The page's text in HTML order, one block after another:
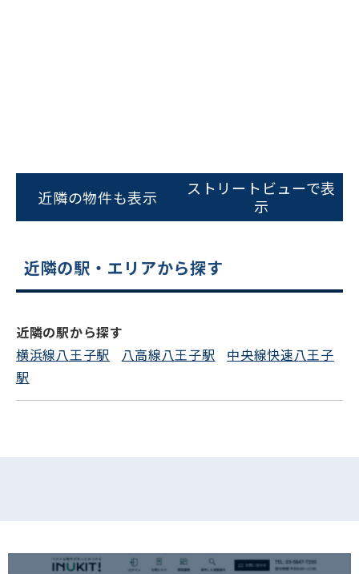
ビルコード：172272
をお伝えいただくと
スムーズにご案内できます
0120-620-213
平日 9:00〜18:00
近隣の物件も表示
ストリートビューで表
示
近隣の駅・エリアから探す
近隣の駅から探す
横浜線八王子駅
八高線八王子駅
中央線快速八王子
駅